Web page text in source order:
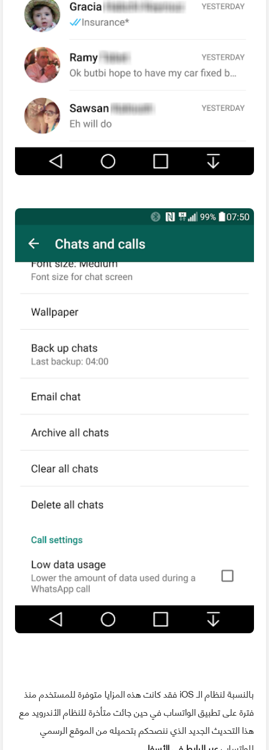
بالنسبة لنظام الـ iOS فقد كانت هذه المزايا متوفرة للمستخدم منذ
فترة على تطبيق الواتساب في حين جائت متأخرة للنظام الأندرويد مع
هذا التحديث الجديد الذي ننصحكم بتحميله من الموقع الرسمي